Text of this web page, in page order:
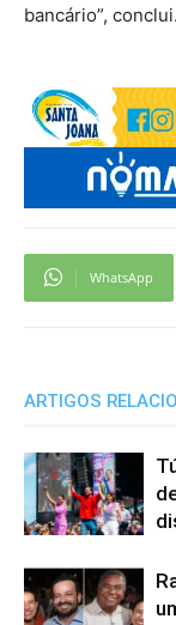
bancário”, conclui.
WhatsApp
ARTIGOS